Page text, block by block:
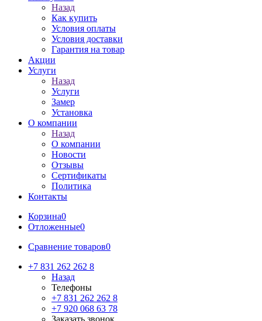
Назад
Как купить
Условия оплаты
Условия доставки
Гарантия на товар
Акции
Услуги
Назад
Услуги
Замер
Установка
О компании
Назад
О компании
Новости
Отзывы
Сертификаты
Политика
Контакты
Корзина0
Отложенные0
Сравнение товаров0
+7 831 262 262 8
Назад
Телефоны
+7 831 262 262 8
+7 920 068 63 78
Заказать звонок